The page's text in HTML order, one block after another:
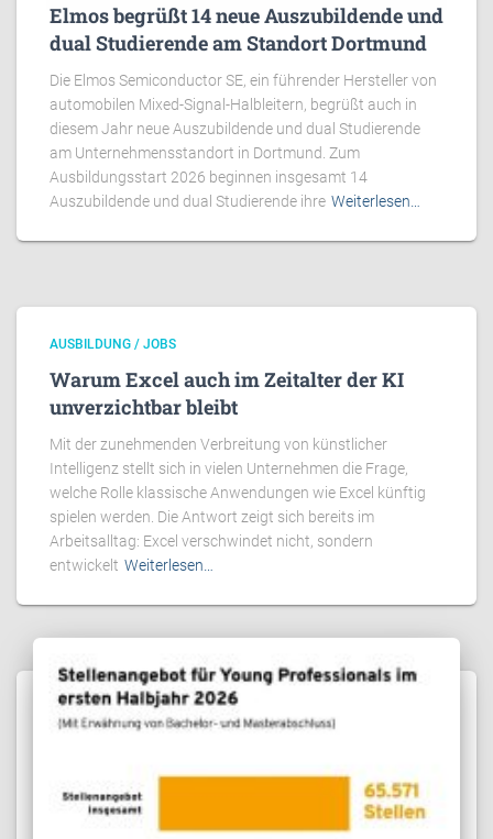
Elmos begrüßt 14 neue Auszubildende und
dual Studierende am Standort Dortmund
Die Elmos Semiconductor SE, ein führender Hersteller von
automobilen Mixed-Signal-Halbleitern, begrüßt auch in
diesem Jahr neue Auszubildende und dual Studierende
am Unternehmensstandort in Dortmund. Zum
Ausbildungsstart 2026 beginnen insgesamt 14
Auszubildende und dual Studierende ihre Weiterlesen…
AUSBILDUNG / JOBS
Warum Excel auch im Zeitalter der KI
unverzichtbar bleibt
Mit der zunehmenden Verbreitung von künstlicher
Intelligenz stellt sich in vielen Unternehmen die Frage,
welche Rolle klassische Anwendungen wie Excel künftig
spielen werden. Die Antwort zeigt sich bereits im
Arbeitsalltag: Excel verschwindet nicht, sondern
entwickelt Weiterlesen…